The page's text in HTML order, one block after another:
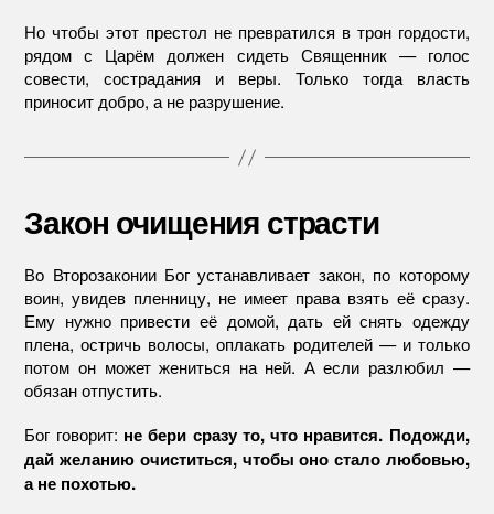
Но чтобы этот престол не превратился в трон гордости,
рядом с Царём должен сидеть Священник — голос
совести, сострадания и веры. Только тогда власть
приносит добро, а не разрушение.
Закон очищения страсти
Во Второзаконии Бог устанавливает закон, по которому
воин, увидев пленницу, не имеет права взять её сразу.
Ему нужно привести её домой, дать ей снять одежду
плена, остричь волосы, оплакать родителей — и только
потом он может жениться на ней. А если разлюбил —
обязан отпустить.
Бог говорит: не бери сразу то, что нравится. Подожди,
дай желанию очиститься, чтобы оно стало любовью,
а не похотью.